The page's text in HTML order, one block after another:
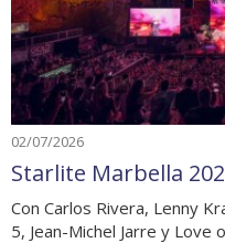
02/07/2026
Starlite Marbella
Con Carlos Rivera, Lenny
5, Jean-Michel Jarre y